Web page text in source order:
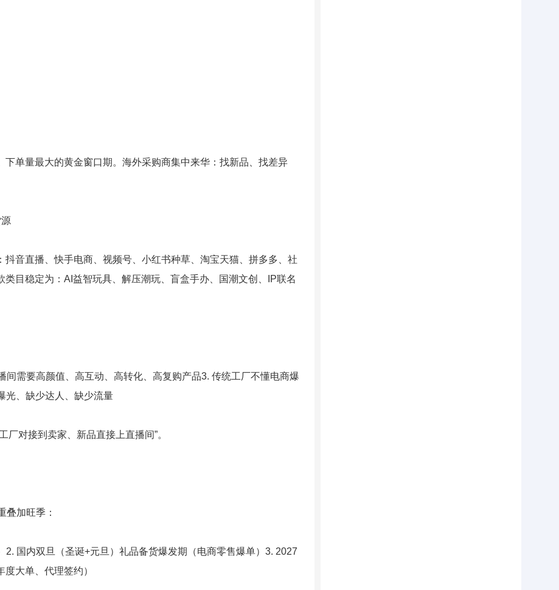
单量最大的黄金窗口期。海外采购商集中来华：找新品、找差异
音直播、快手电商、视频号、小红书种草、淘宝天猫、拼多多、社
目稳定为：AI益智玩具、解压潮玩、盲盒手办、国潮文创、IP联名
间需要高颜值、高互动、高转化、高复购产品3. 传统工厂不懂电商爆
光、缺少达人、缺少流量
对接到卖家、新品直接上直播间”。
叠加旺季：
国内双旦（圣诞+元旦）礼品备货爆发期（电商零售爆单）3. 2027
大单、代理签约）